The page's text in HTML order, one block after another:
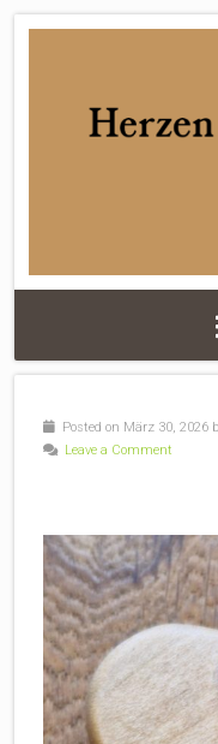
Posted on März 30, 2026
Leave a Comment